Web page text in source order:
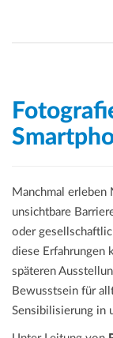
Manchmal erleben
unsichtbare
oder
diese Erfahrungen
späteren
Bewusstsein für
Sensibilisierung in